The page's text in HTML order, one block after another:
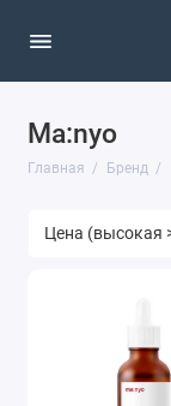
Ma:nyo
Главная Бренд